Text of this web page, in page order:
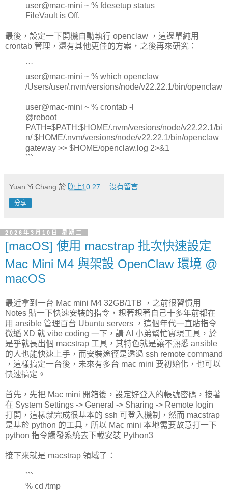
user@mac-mini ~ % fdesetup status
FileVault is Off.
最後，設定一下開機自動執行 openclaw ，這邊單純用
crontab 管理，還有其他更佳的方案，之後再來研究：
```
user@mac-mini ~ % which openclaw
/Users/user/.nvm/versions/node/v22.22.1/bin/openclaw
user@mac-mini ~ % crontab -l
@reboot
PATH=$PATH:$HOME/.nvm/versions/node/v22.22.1/bi
n/ $HOME/.nvm/versions/node/v22.22.1/bin/openclaw
gateway >> $HOME/openclaw.log 2>&1
```
Yuan Yi Chang 於 晚上10:27 沒有留言:
分享
2026年3月10日 星期二
[macOS] 使用 macstrap 批次快速設定
Mac Mini M4 與架設 OpenClaw 環境 @
macOS
最近拿到一台 Mac mini M4 32GB/1TB ，之前很習慣用
Notes 貼一下快速安裝的指令，想著想著自己十多年前都在
用 ansible 管理百台 Ubuntu servers ，這個年代一直貼指令
微遜 XD 就 vibe coding 一下，請 AI 小弟幫忙實現工具，於
是乎就長出個 macstrap 工具，其特色就是讓不熟悉 ansible
的人也能快速上手，而安裝途徑是透過 ssh remote command
，這樣搞定一台後，未來有多台 mac mini 要初始化，也可以
快速搞定。
首先，先把 Mac mini 開箱後，設定好登入的帳號密碼，接著
在 System Settings -> General -> Sharing -> Remote login
打開，這樣就完成很基本的 ssh 可登入機制，然而 macstrap
是基於 python 的工具，所以 Mac mini 本地需要故意打一下
python 指令觸發系統去下載安裝 Python3
接下來就是 macstrap 領域了：
```
% cd /tmp